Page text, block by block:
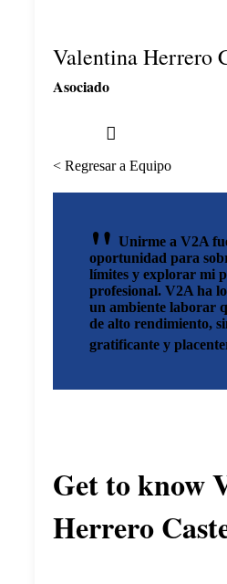
Valentina Herrero
Asociado
< Regresar a Equipo
Unirme a V2A
oportunidad para
límites y explorar mi
profesional. V2A ha
un ambiente laborar
de alto rendimiento,
gratificante y
Get to know
Herrero